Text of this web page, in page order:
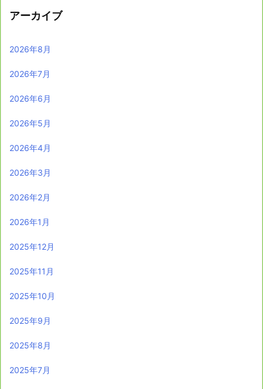
アーカイブ
2026年8月
2026年7月
2026年6月
2026年5月
2026年4月
2026年3月
2026年2月
2026年1月
2025年12月
2025年11月
2025年10月
2025年9月
2025年8月
2025年7月